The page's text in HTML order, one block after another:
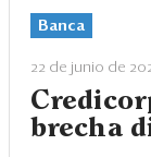
Banca
22 de junio de
brecha